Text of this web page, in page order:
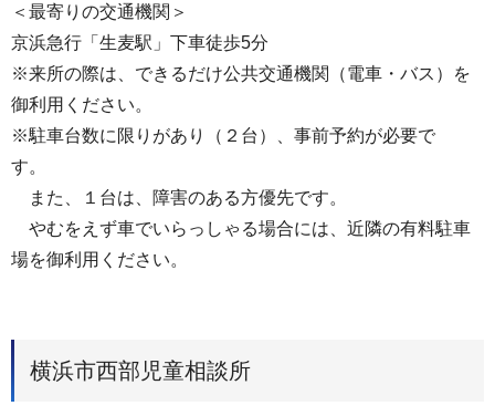
＜最寄りの交通機関＞
京浜急行「生麦駅」下車徒歩5分
※来所の際は、できるだけ公共交通機関（電車・バス）を
御利用ください。
※駐車台数に限りがあり（２台）、事前予約が必要で
す。
また、１台は、障害のある方優先です。
やむをえず車でいらっしゃる場合には、近隣の有料駐車
場を御利用ください。
横浜市西部児童相談所